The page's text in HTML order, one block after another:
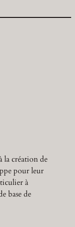
la création de
pour leur
à
base de